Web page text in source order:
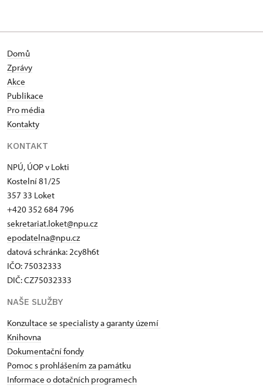
Domů
Zprávy
Akce
Publikace
Pro média
Kontakty
KONTAKT
NPÚ, ÚOP v Lokti
Kostelní 81/25
357 33 Loket
+420 352 684 796
sekretariat.loket@npu.cz
epodatelna@npu.cz
datová schránka: 2cy8h6t​
IČO: 75032333
DIČ: CZ75032333
NAŠE SLUŽBY
Konzultace se specialisty a garanty území
Knihovna
Dokumentační fondy
Pomoc s prohlášením za památku
Informace o dotačních programech